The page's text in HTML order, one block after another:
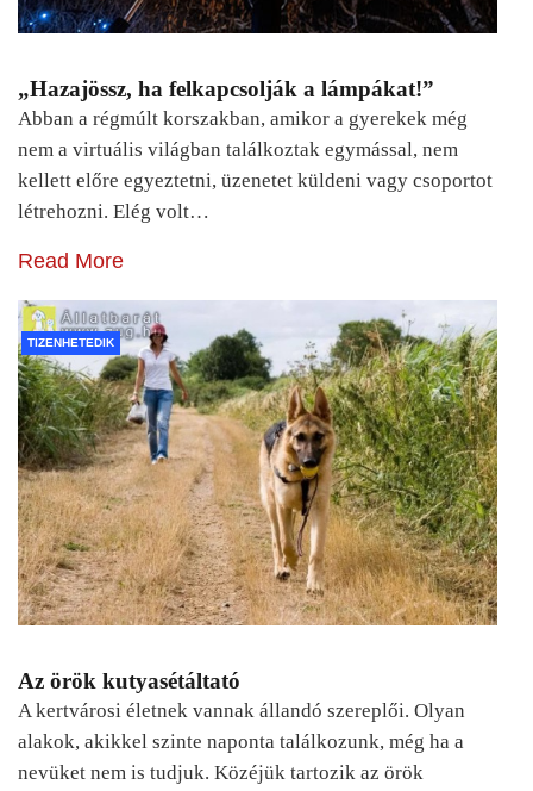
„Hazajössz, ha felkapcsolják a lámpákat!”
Abban a régmúlt korszakban, amikor a gyerekek még
nem a virtuális világban találkoztak egymással, nem
kellett előre egyeztetni, üzenetet küldeni vagy csoportot
létrehozni. Elég volt…
Read More
TIZENHETEDIK
Az örök kutyasétáltató
A kertvárosi életnek vannak állandó szereplői. Olyan
alakok, akikkel szinte naponta találkozunk, még ha a
nevüket nem is tudjuk. Közéjük tartozik az örök